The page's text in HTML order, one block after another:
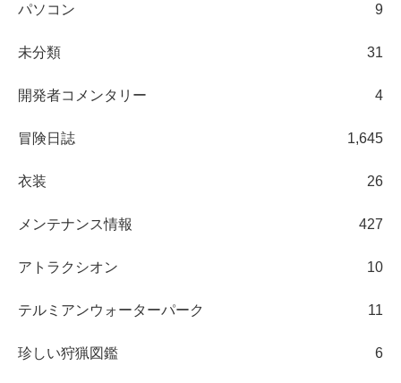
パソコン 9
未分類 31
開発者コメンタリー 4
冒険日誌 1,645
衣装 26
メンテナンス情報 427
アトラクシオン 10
テルミアンウォーターパーク 11
珍しい狩猟図鑑 6